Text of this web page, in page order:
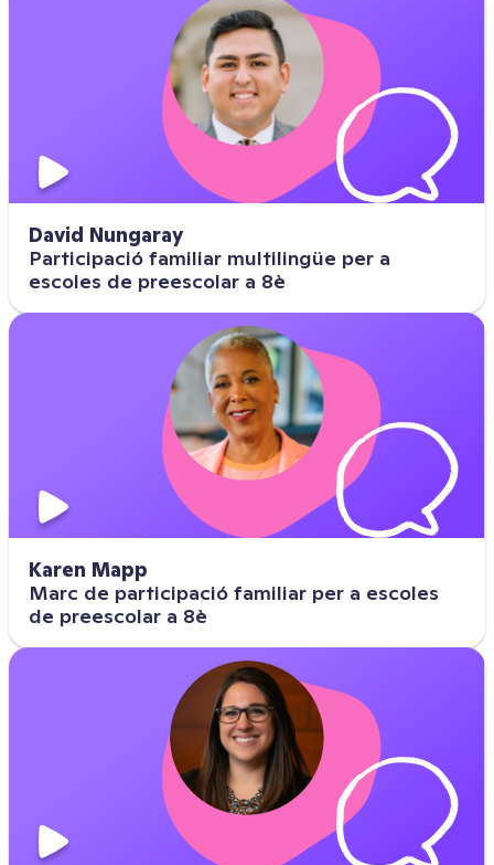
David Nungaray
Participació familiar multilingüe per a
escoles de preescolar a 8è
Karen Mapp
Marc de participació familiar per a escoles
de preescolar a 8è